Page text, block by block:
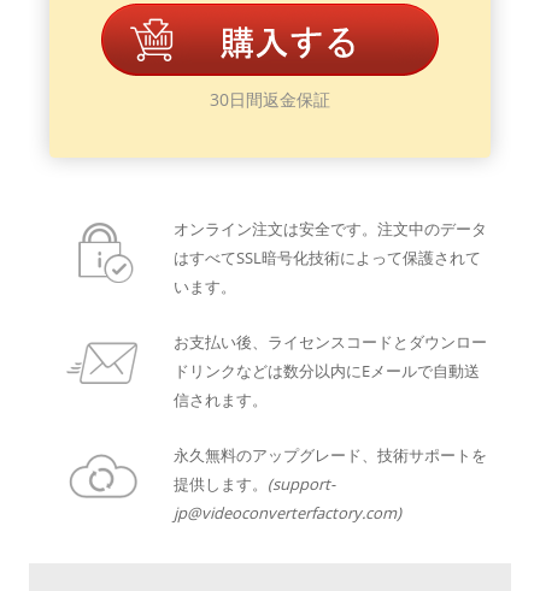
30日間返金保証
オンライン注文は安全です。注文中のデータ
はすべてSSL暗号化技術によって保護されて
います。
お支払い後、ライセンスコードとダウンロー
ドリンクなどは数分以内にEメールで自動送
信されます。
永久無料のアップグレード、技術サポートを
提供します。 (support-
jp@videoconverterfactory.com)